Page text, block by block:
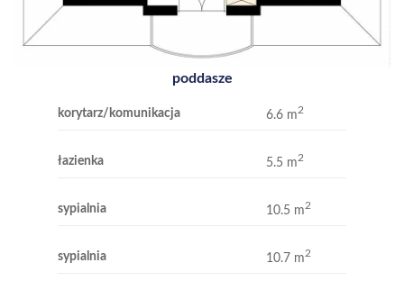
poddasze
korytarz/komunikacja 6.6 m2
łazienka 5.5 m2
sypialnia 10.5 m2
sypialnia 10.7 m2